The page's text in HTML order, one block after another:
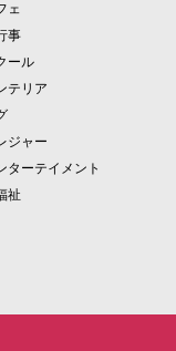
ェ
事
ール
テリア
ジャー
ターテイメント
祉